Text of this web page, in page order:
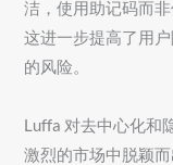
洁，使用助记码而
这进一步提高了用
的风险。
Luffa 对去中心化和
激烈的市场中脱颖